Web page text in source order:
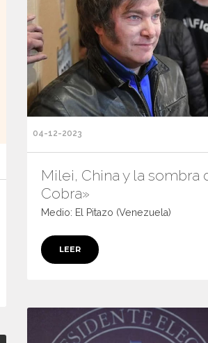
04-12-2023
Milei, China y la sombra
Cobra»
Medio: El Pitazo (Venezuela)
LEER